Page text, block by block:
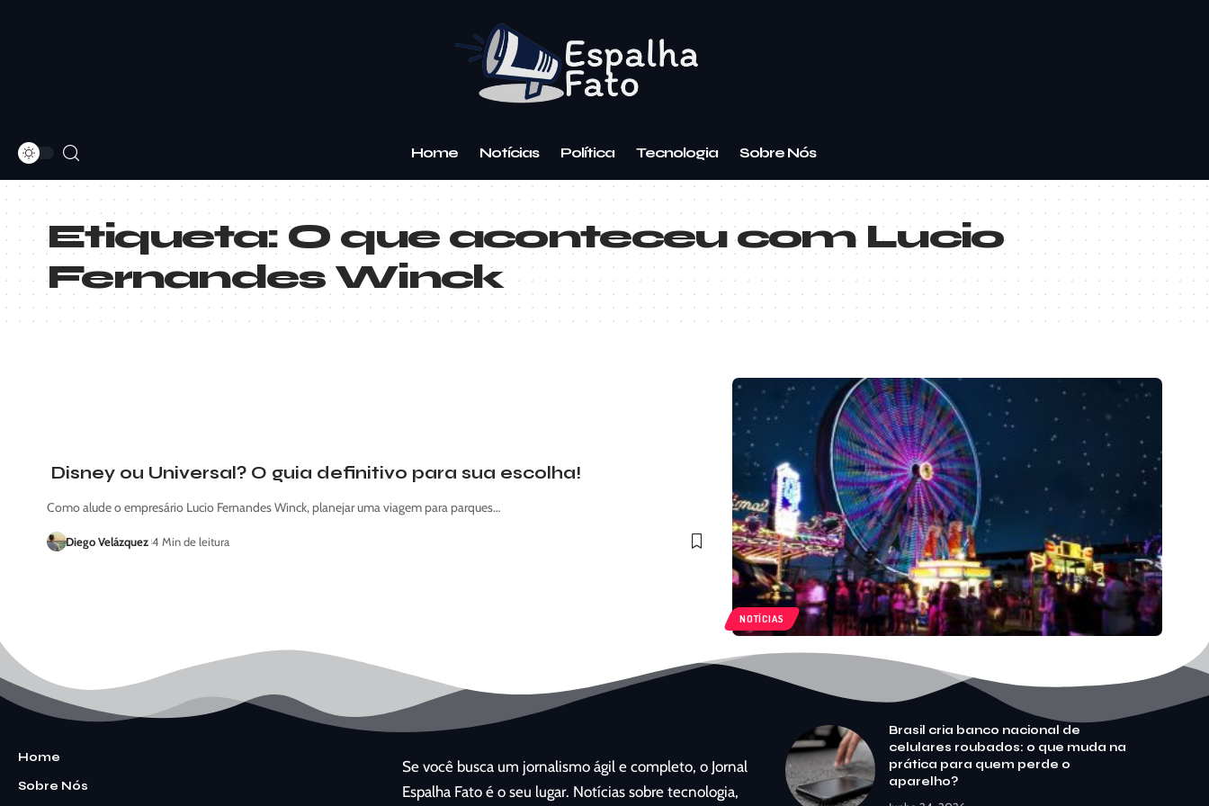
Home Notícias Política Tecnologia Sobre Nós
Etiqueta: O que aconteceu com Lucio
Fernandes Winck
NOTÍCIAS
Disney ou Universal? O guia definitivo para sua escolha!
Como alude o empresário Lucio Fernandes Winck, planejar uma viagem para parques…
Diego Velázquez 4 Min de leitura
Home
Sobre Nós
Se você busca um jornalismo ágil e completo, o Jornal
Espalha Fato é o seu lugar. Notícias sobre tecnologia,
Brasil cria banco nacional de
celulares roubados: o que muda na
prática para quem perde o
aparelho?